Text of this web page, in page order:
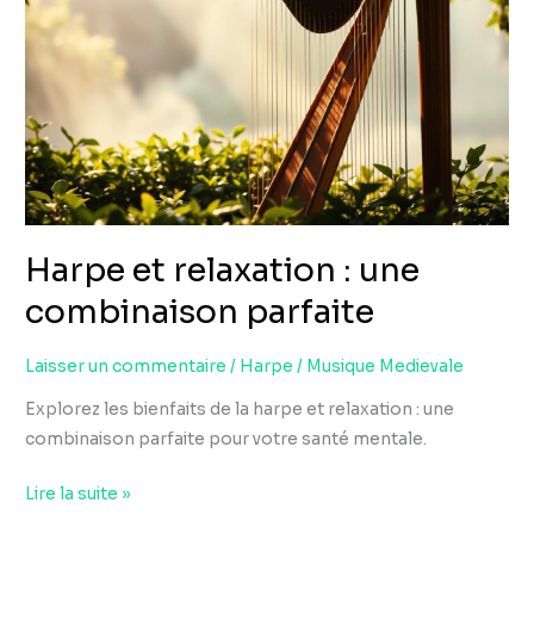
Harpe et relaxation : une
combinaison parfaite
Laisser un commentaire / Harpe / Musique Medievale
Explorez les bienfaits de la harpe et relaxation : une
combinaison parfaite pour votre santé mentale.
relaxation
combinaison
parfaite
Lire la suite »